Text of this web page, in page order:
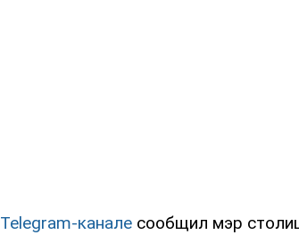
Telegram-канале сообщил мэр